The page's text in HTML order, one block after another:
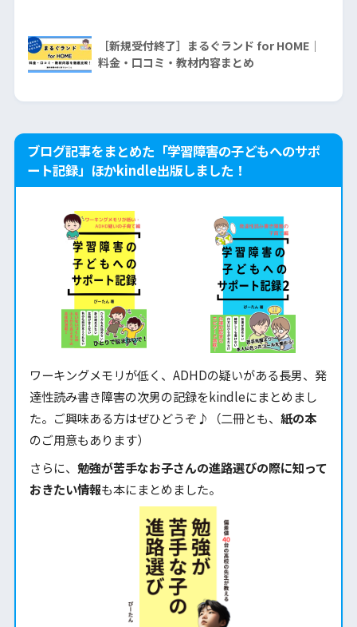
［新規受付終了］まるぐランド for HOME｜
料金・口コミ・教材内容まとめ
ブログ記事をまとめた「学習障害の子どもへのサポ
ート記録」ほかkindle出版しました！
ワーキングメモリが低く、ADHDの疑いがある長男、発
達性読み書き障害の次男の記録をkindleにまとめまし
た。ご興味ある方はぜひどうぞ♪（二冊とも、 紙の本
のご用意もあります）
さらに、 勉強が苦手なお子さんの進路選びの際に知って
おきたい情報も本にまとめました。